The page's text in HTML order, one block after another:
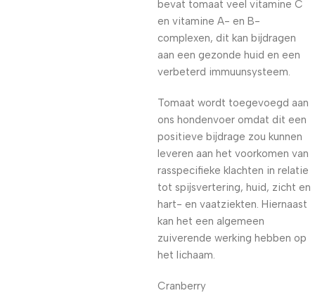
bevat tomaat veel vitamine C
en vitamine A- en B-
complexen, dit kan bijdragen
aan een gezonde huid en een
verbeterd immuunsysteem.
Tomaat wordt toegevoegd aan
ons hondenvoer omdat dit een
positieve bijdrage zou kunnen
leveren aan het voorkomen van
rasspecifieke klachten in relatie
tot spijsvertering, huid, zicht en
hart- en vaatziekten. Hiernaast
kan het een algemeen
zuiverende werking hebben op
het lichaam.
Cranberry